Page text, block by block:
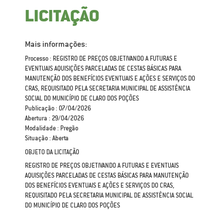
LICITAÇÃO
Mais informações:
Processo : REGISTRO DE PREÇOS OBJETIVANDO A FUTURAS E
EVENTUAIS AQUISIÇÕES PARCELADAS DE CESTAS BÁSICAS PARA
MANUTENÇÃO DOS BENEFÍCIOS EVENTUAIS E AÇÕES E SERVIÇOS DO
CRAS, REQUISITADO PELA SECRETARIA MUNICIPAL DE ASSISTÊNCIA
SOCIAL DO MUNICÍPIO DE CLARO DOS POÇÕES
Publicação : 07/04/2026
Abertura : 29/04/2026
Modalidade : Pregão
Situação : Aberta
OBJETO DA LICITAÇÃO
REGISTRO DE PREÇOS OBJETIVANDO A FUTURAS E EVENTUAIS
AQUISIÇÕES PARCELADAS DE CESTAS BÁSICAS PARA MANUTENÇÃO
DOS BENEFÍCIOS EVENTUAIS E AÇÕES E SERVIÇOS DO CRAS,
REQUISITADO PELA SECRETARIA MUNICIPAL DE ASSISTÊNCIA SOCIAL
DO MUNICÍPIO DE CLARO DOS POÇÕES